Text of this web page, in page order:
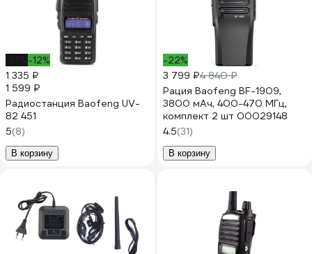
-12%
1 335 ₽
1 599 ₽
Радиостанция Baofeng UV-
82 451
5(8)
В корзину
-22%
3 799 ₽4 840 ₽
Рация Baofeng BF-1909,
3800 мАч, 400-470 МГц,
комплект 2 шт 00029148
4.5(31)
В корзину